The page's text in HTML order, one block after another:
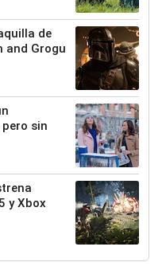
de
and Grogu
sin
y Xbox